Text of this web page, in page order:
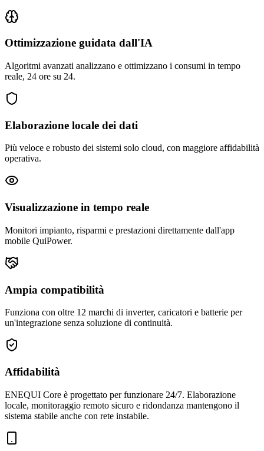
Ottimizzazione guidata dall'IA
Algoritmi avanzati analizzano e ottimizzano i consumi in tempo
reale, 24 ore su 24.
Elaborazione locale dei dati
Più veloce e robusto dei sistemi solo cloud, con maggiore affidabilità
operativa.
Visualizzazione in tempo reale
Monitori impianto, risparmi e prestazioni direttamente dall'app
mobile QuiPower.
Ampia compatibilità
Funziona con oltre 12 marchi di inverter, caricatori e batterie per
un'integrazione senza soluzione di continuità.
Affidabilità
ENEQUI Core è progettato per funzionare 24/7. Elaborazione
locale, monitoraggio remoto sicuro e ridondanza mantengono il
sistema stabile anche con rete instabile.